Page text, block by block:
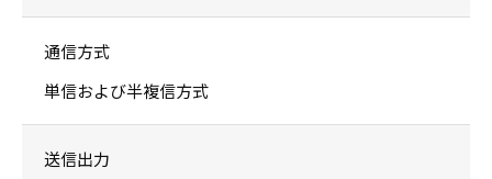
通信方式
単信および半複信方式
送信出力